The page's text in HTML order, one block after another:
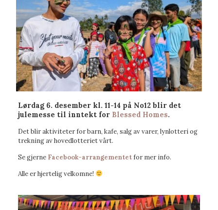
Lørdag 6. desember kl. 11-14 på No12 blir det
julemesse til inntekt for Blessed Homes.
Det blir aktiviteter for barn, kafe, salg av varer, lynlotteri og
trekning av hovedlotteriet vårt.
Se gjerne Facebook-arrangementetfor mer info.
Alle er hjertelig velkomne!